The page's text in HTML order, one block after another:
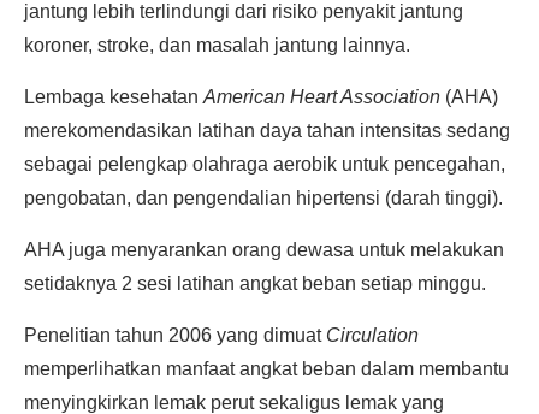
jantung lebih terlindungi dari risiko penyakit jantung
koroner, stroke, dan masalah jantung lainnya.
Lembaga kesehatan American Heart Association (AHA)
merekomendasikan latihan daya tahan intensitas sedang
sebagai pelengkap olahraga aerobik untuk pencegahan,
pengobatan, dan pengendalian hipertensi (darah tinggi).
AHA juga menyarankan orang dewasa untuk melakukan
setidaknya 2 sesi latihan angkat beban setiap minggu.
Penelitian tahun 2006 yang dimuat Circulation
memperlihatkan manfaat angkat beban dalam membantu
menyingkirkan lemak perut sekaligus lemak yang